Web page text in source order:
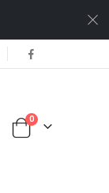
Cart
0